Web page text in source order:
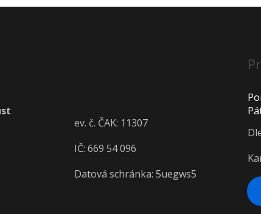
ev. č. ČAK: 11307
IČ: 669 54 096
Datová schránka: 5uegws5